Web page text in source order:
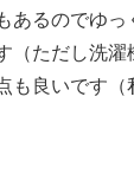
あるのでゆっ
（ただし洗濯
も良いです（